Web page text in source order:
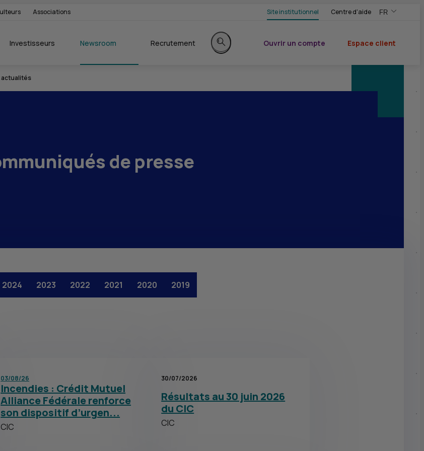
Associations Site institutionnel Centre d'aide FR
,Version
,Changer de
Investisseurs Newsroom Recrutement
Rechercher sur le site
Ouvrir un compte
Espace client
actualités
de presse
2024 2023 2022 2021 2020 2019
03/08/26
Incendies : Crédit Mutuel
Alliance Fédérale renforce
son dispositif d’urgen...
CIC
30/07/2026
Résultats au 30 juin 2026
du CIC
CIC